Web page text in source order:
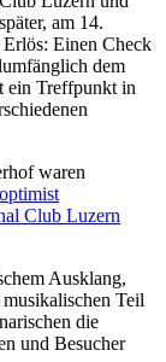
am 14.
Erlös: Einen Check
dem
ein Treffpunkt in
waren
Club Luzern
Ausklang,
Teil
die
und Besucher